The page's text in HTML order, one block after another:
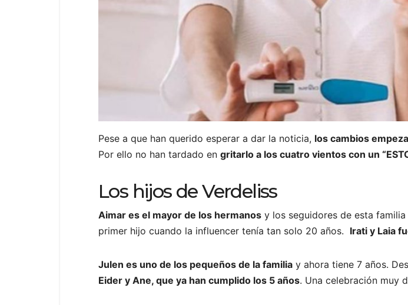
Pese a que han querido esperar a dar la noticia, los cambios
Por ello no han tardado en gritarlo a los cuatro vientos con un
Los hijos de Verdeliss
Aimar es el mayor de los hermanos y los seguidores de esta
primer hijo cuando la influencer tenía tan solo 20 años. Irati y Laia
Julen es uno de los pequeños de la familia y ahora tiene 7 años.
Eider y Ane, que ya han cumplido los 5 años. Una celebración muy